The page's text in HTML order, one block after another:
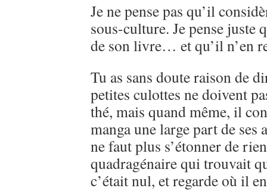
Je ne pense pas qu’il
sous-culture. Je pense juste
de son livre… et qu’il n’en
Tu as sans doute raison de
petites culottes ne doivent
thé, mais quand même, il
manga une large part de ses
ne faut plus s’étonner de
quadragénaire qui trouvait
c’était nul, et regarde où il